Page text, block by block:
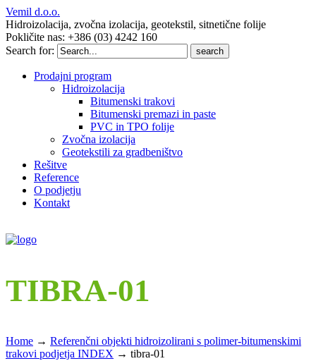
Vemil d.o.o.
Hidroizolacija, zvočna izolacija, geotekstil, sitnetične folije
Pokličite nas: +386 (03) 4242 160
Search for:
Prodajni program
Hidroizolacija
Bitumenski trakovi
Bitumenski premazi in paste
PVC in TPO folije
Zvočna izolacija
Geotekstili za gradbeništvo
Rešitve
Reference
O podjetju
Kontakt
TIBRA-01
Home → Referenčni objekti hidroizolirani s polimer-bitumenskimi
trakovi podjetja INDEX → tibra-01